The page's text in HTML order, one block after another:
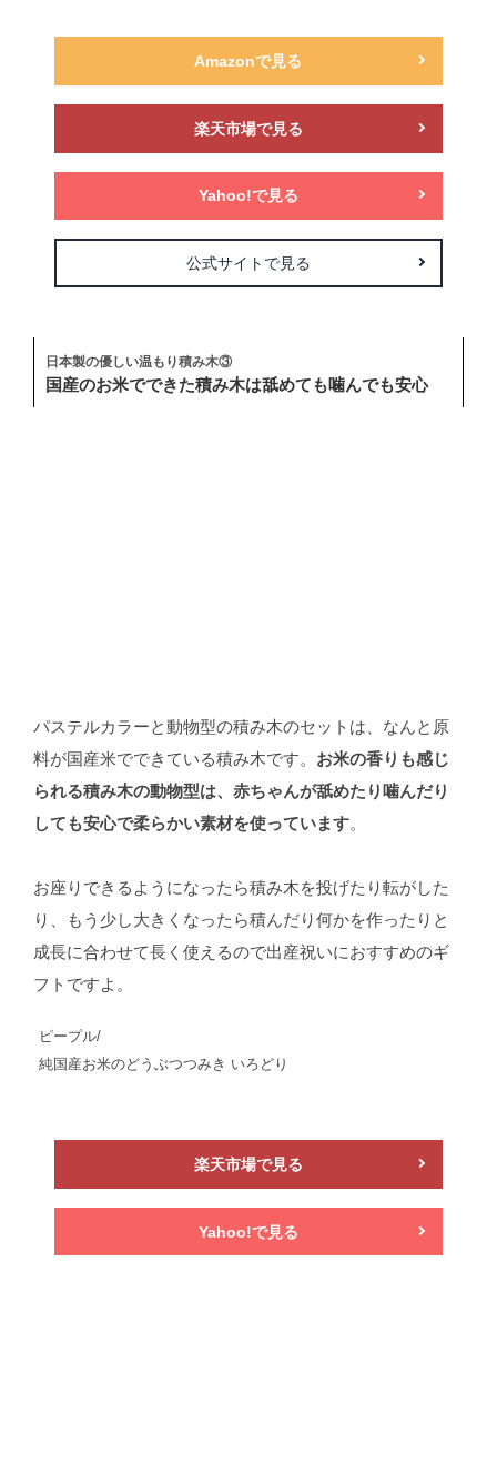
Amazonで見る
楽天市場で見る
Yahoo!で見る
公式サイトで見る
日本製の優しい温もり積み木③
国産のお米でできた積み木は舐めても噛んでも安心
パステルカラーと動物型の積み木のセットは、なんと原
料が国産米でできている積み木です。 お米の香りも感じ
られる積み木の動物型は、赤ちゃんが舐めたり噛んだり
しても安心で柔らかい素材を使っています。
お座りできるようになったら積み木を投げたり転がした
り、もう少し大きくなったら積んだり何かを作ったりと
成長に合わせて長く使えるので出産祝いにおすすめのギ
フトですよ。
ピープル/
純国産お米のどうぶつつみき いろどり
楽天市場で見る
Yahoo!で見る